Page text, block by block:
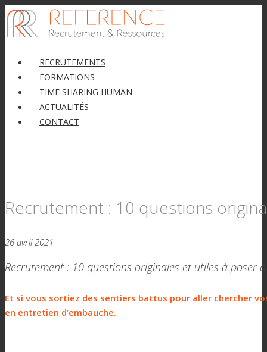
RECRUTEMENTS
FORMATIONS
TIME SHARING HUMAN
ACTUALITÉS
CONTACT
Recrutement : 10 questions
26 avril 2021
Recrutement : 10 questions originales et utiles à poser
Et si vous sortiez des sentiers battus pour aller chercher
en entretien d’embauche.